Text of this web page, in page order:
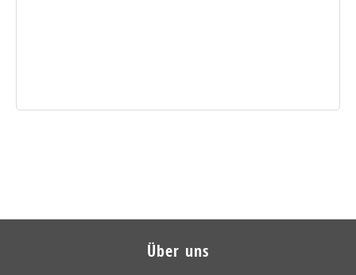
Über uns